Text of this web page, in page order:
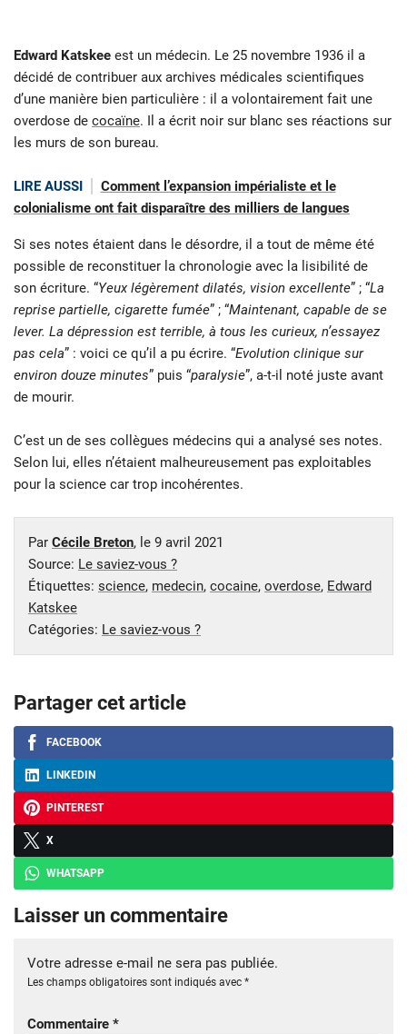
Edward Katskee est un médecin. Le 25 novembre 1936 il a
décidé de contribuer aux archives médicales scientifiques
d’une manière bien particulière : il a volontairement fait une
overdose de cocaïne. Il a écrit noir sur blanc ses réactions sur
les murs de son bureau.
LIRE AUSSI
Comment l’expansion impérialiste et le
colonialisme ont fait disparaître des milliers de langues
Si ses notes étaient dans le désordre, il a tout de même été
possible de reconstituer la chronologie avec la lisibilité de
son écriture. “Yeux légèrement dilatés, vision excellente” ; “La
reprise partielle, cigarette fumée” ; “Maintenant, capable de se
lever. La dépression est terrible, à tous les curieux, n’essayez
pas cela” : voici ce qu’il a pu écrire. “Evolution clinique sur
environ douze minutes” puis “paralysie”, a-t-il noté juste avant
de mourir.
C’est un de ses collègues médecins qui a analysé ses notes.
Selon lui, elles n’étaient malheureusement pas exploitables
pour la science car trop incohérentes.
Par Cécile Breton, le 9 avril 2021
Source: Le saviez-vous ?
Étiquettes: science, medecin, cocaine, overdose, Edward
Katskee
Catégories: Le saviez-vous ?
Partager cet article
FACEBOOK
LINKEDIN
PINTEREST
X
WHATSAPP
Laisser un commentaire
Votre adresse e-mail ne sera pas publiée.
Les champs obligatoires sont indiqués avec *
Commentaire *